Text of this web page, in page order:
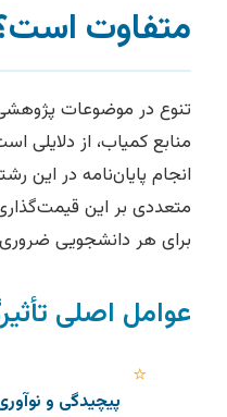
متفاوت
تنوع در موضوعات
منابع کمیاب، از دلایلی
انجام پایان‌نامه در این
متعددی بر این
برای هر دانشجویی
عوامل اصلی
⭐
پیچیدگی و